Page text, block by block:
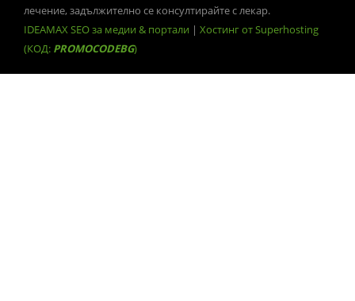
лечение, задължително се консултирайте с лекар.
IDEAMAX SEO за медии & портали | Хостинг от Superhosting
(КОД: PROMOCODEBG)